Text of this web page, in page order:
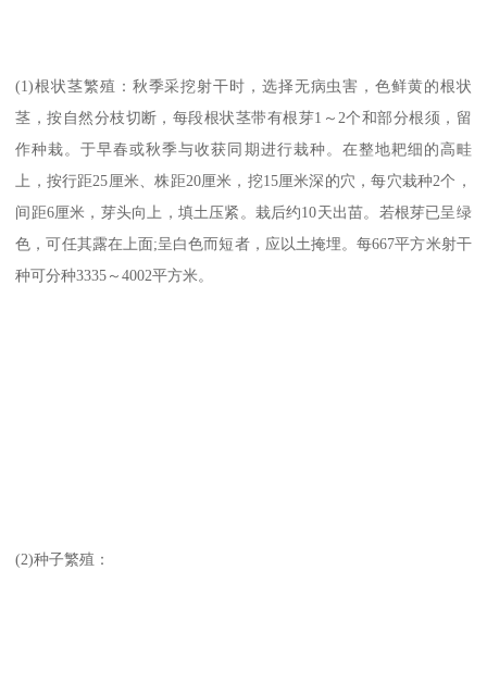
(1)根状茎繁殖：秋季采挖射干时，选择无病虫害，色鲜黄的根状
茎，按自然分枝切断，每段根状茎带有根芽1～2个和部分根须，留
作种栽。于早春或秋季与收获同期进行栽种。在整地耙细的高畦
上，按行距25厘米、株距20厘米，挖15厘米深的穴，每穴栽种2个，
间距6厘米，芽头向上，填土压紧。栽后约10天出苗。若根芽已呈绿
色，可任其露在上面;呈白色而短者，应以土掩埋。每667平方米射干
种可分种3335～4002平方米。
(2)种子繁殖：